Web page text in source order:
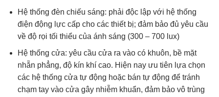
Hệ thống đèn chiếu sáng: phải độc lập với hệ thống
điện động lực cấp cho các thiết bị; đảm bảo đủ yêu cầu
về độ rọi tối thiểu của ánh sáng (300 – 700 lux)
Hệ thống cửa: yêu cầu cửa ra vào có khuôn, bề mặt
nhẵn phẳng, độ kín khí cao. Hiện nay ưu tiên lựa chọn
các hệ thống cửa tự động hoặc bán tự động để tránh
chạm tay vào cửa gây nhiễm khuẩn, đảm bảo vô trùng